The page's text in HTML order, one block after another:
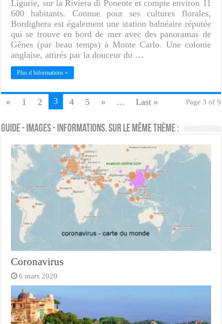
Ligurie, sur la Riviera di Ponente et compte environ 11
600 habitants. Connue pour ses cultures florales,
Bordighera est également une station balnéaire réputée
qui se trouve en bord de mer avec des panoramas de
Gênes (par beau temps) à Monte Carlo. Une colonie
anglaise, attirés par la douceur du …
Plus d Informations »
Page 3 of 9
« 1 2 3 4 5 » ... Last »
Guide - Images - Informations. Sur le même thème :
Coronavirus
6 mars 2020